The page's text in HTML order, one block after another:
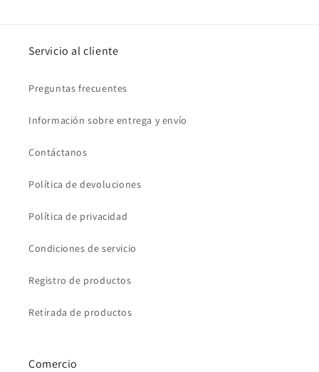
Servicio al cliente
Preguntas frecuentes
Información sobre entrega y envío
Contáctanos
Política de devoluciones
Política de privacidad
Condiciones de servicio
Registro de productos
Retirada de productos
Comercio